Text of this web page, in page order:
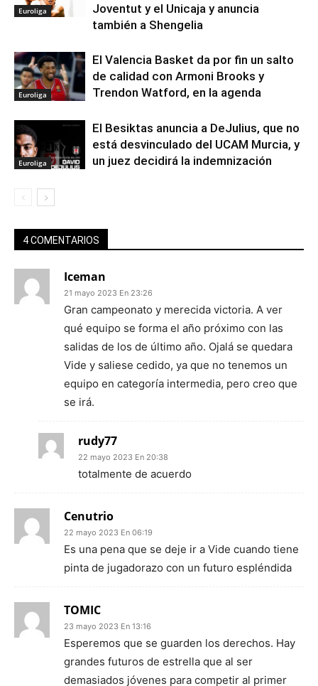
Euroliga
Joventut y el Unicaja y anuncia
también a Shengelia
Euroliga
El Valencia Basket da por fin un salto
de calidad con Armoni Brooks y
Trendon Watford, en la agenda
Euroliga
El Besiktas anuncia a DeJulius, que no
está desvinculado del UCAM Murcia, y
un juez decidirá la indemnización
4 COMENTARIOS
Iceman
21 mayo 2023 En 23:26
Gran campeonato y merecida victoria. A ver
qué equipo se forma el año próximo con las
salidas de los de último año. Ojalá se quedara
Vide y saliese cedido, ya que no tenemos un
equipo en categoría intermedia, pero creo que
se irá.
rudy77
22 mayo 2023 En 20:38
totalmente de acuerdo
Cenutrio
22 mayo 2023 En 06:19
Es una pena que se deje ir a Vide cuando tiene
pinta de jugadorazo con un futuro espléndida
TOMIC
23 mayo 2023 En 13:16
Esperemos que se guarden los derechos. Hay
grandes futuros de estrella que al ser
demasiados jóvenes para competir al primer